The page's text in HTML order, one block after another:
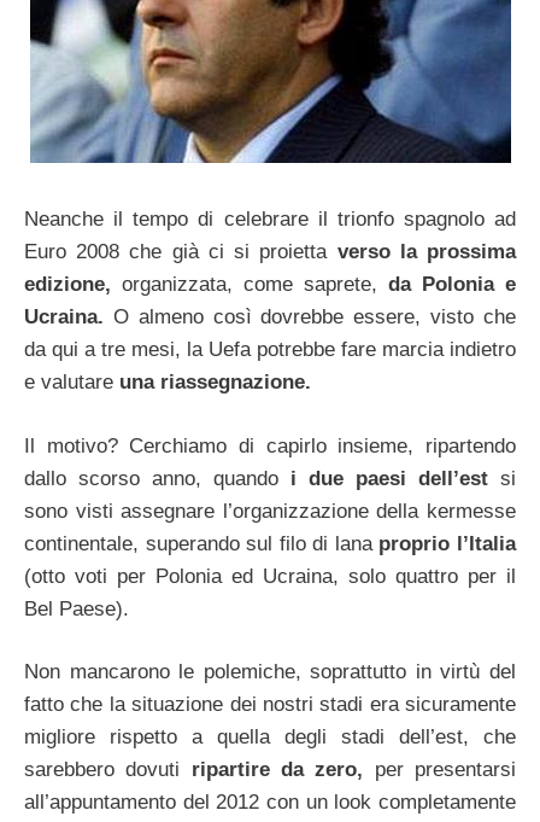
Neanche il tempo di celebrare il trionfo spagnolo ad
Euro 2008 che già ci si proietta verso la prossima
edizione, organizzata, come saprete, da Polonia e
Ucraina. O almeno così dovrebbe essere, visto che
da qui a tre mesi, la Uefa potrebbe fare marcia indietro
e valutare una riassegnazione.
Il motivo? Cerchiamo di capirlo insieme, ripartendo
dallo scorso anno, quando i due paesi dell’est si
sono visti assegnare l’organizzazione della kermesse
continentale, superando sul filo di lana proprio l’Italia
(otto voti per Polonia ed Ucraina, solo quattro per il
Bel Paese).
Non mancarono le polemiche, soprattutto in virtù del
fatto che la situazione dei nostri stadi era sicuramente
migliore rispetto a quella degli stadi dell’est, che
sarebbero dovuti ripartire da zero, per presentarsi
all’appuntamento del 2012 con un look completamente